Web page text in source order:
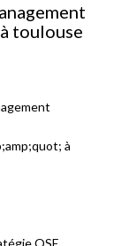
toulouse
à
QSE